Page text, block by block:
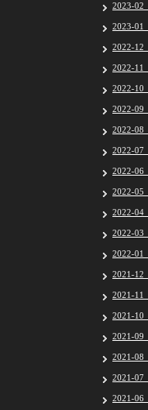
2023-02
2023-01
2022-12
2022-11
2022-10
2022-09
2022-08
2022-07
2022-06
2022-05
2022-04
2022-03
2022-01
2021-12
2021-11
2021-10
2021-09
2021-08
2021-07
2021-06